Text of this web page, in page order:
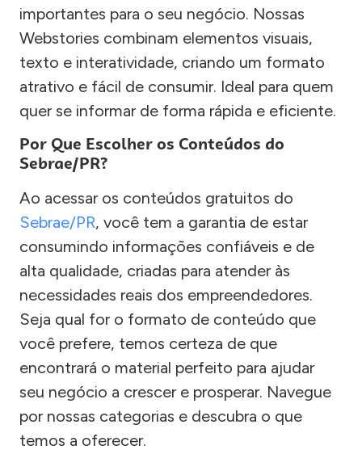
importantes para o seu negócio. Nossas
Webstories combinam elementos visuais,
texto e interatividade, criando um formato
atrativo e fácil de consumir. Ideal para quem
quer se informar de forma rápida e eficiente.
Por Que Escolher os Conteúdos do
Sebrae/PR?
Ao acessar os conteúdos gratuitos do
Sebrae/PR, você tem a garantia de estar
consumindo informações confiáveis e de
alta qualidade, criadas para atender às
necessidades reais dos empreendedores.
Seja qual for o formato de conteúdo que
você prefere, temos certeza de que
encontrará o material perfeito para ajudar
seu negócio a crescer e prosperar. Navegue
por nossas categorias e descubra o que
temos a oferecer.